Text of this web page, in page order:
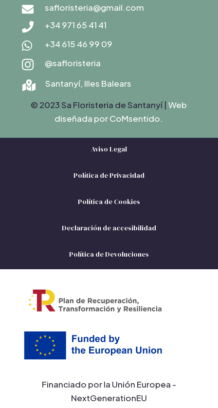
 safloristeria@gmail.com
 +34 971 65 41 41
 +34 615 46 99 09
 @safloristeria

Santanyí, Illes Balears
© 2023 Sa Floristeria de Santanyí |Web
diseñada por CoMsentido.
Aviso Legal
Política de Privacidad
Política de Cookies
Declaración de accesibilidad
Política de Devoluciones
Financiado por la Unión Europea -
NextGenerationEU